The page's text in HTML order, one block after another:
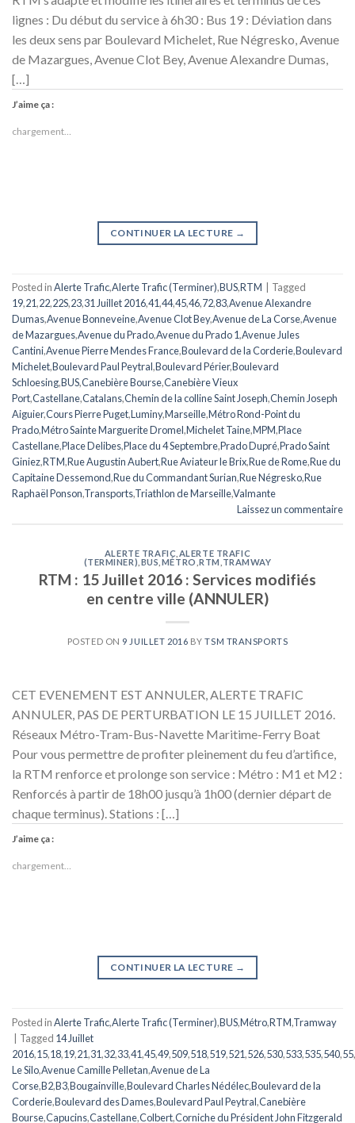
lignes : Du début du service à 6h30 : Bus 19 : Déviation dans
les deux sens par Boulevard Michelet, Rue Négresko, Avenue
de Mazargues, Avenue Clot Bey, Avenue Alexandre Dumas,
[…]
J’aime ça :
chargement…
CONTINUER LA LECTURE →
Posted inAlerte Trafic,Alerte Trafic (Terminer),BUS,RTM
Tagged
19,21,22,22S,23,31 Juillet 2016,41,44,45,46,72,83,Avenue Alexandre
Dumas,Avenue Bonneveine,Avenue Clot Bey,Avenue de La Corse,Avenue
de Mazargues,Avenue du Prado,Avenue du Prado 1,Avenue Jules
Cantini,Avenue Pierre Mendes France,Boulevard de la Corderie,Boulevard
Michelet,Boulevard Paul Peytral,Boulevard Périer,Boulevard
Schloesing,BUS,Canebière Bourse,Canebière Vieux
Port,Castellane,Catalans,Chemin de la colline Saint Joseph,Chemin Joseph
Aiguier,Cours Pierre Puget,Luminy,Marseille,Métro Rond-Point du
Prado,Métro Sainte Marguerite Dromel,Michelet Taine,MPM,Place
Castellane,Place Delibes,Place du 4 Septembre,Prado Dupré,Prado Saint
Giniez,RTM,Rue Augustin Aubert,Rue Aviateur le Brix,Rue de Rome,Rue du
Capitaine Dessemond,Rue du Commandant Surian,Rue Négresko,Rue
Raphaël Ponson,Transports,Triathlon de Marseille,Valmante
Laissez un commentaire
ALERTE TRAFIC ALERTE TRAFIC
(TERMINER) BUS MÉTRO ,RTM TRAMWAY
RTM : 15 Juillet 2016 : Services modifiés
en centre ville (ANNULER)
POSTED ON 9 JUILLET 2016 BYTSM TRANSPORTS
CET EVENEMENT EST ANNULER, ALERTE TRAFIC
ANNULER, PAS DE PERTURBATION LE 15 JUILLET 2016.
Réseaux Métro-Tram-Bus-Navette Maritime-Ferry Boat
Pour vous permettre de profiter pleinement du feu d’artifice,
la RTM renforce et prolonge son service : Métro : M1 et M2 :
Renforcés à partir de 18h00 jusqu’à 1h00 (dernier départ de
chaque terminus). Stations : […]
J’aime ça :
chargement…
CONTINUER LA LECTURE →
Posted inAlerte Trafic,Alerte Trafic (Terminer),BUS,Métro,RTM,Tramway
Tagged 14 Juillet
2016,15,18,19,21,31,32,33,41,45,49,509,518,519,521,526,530,533,535,540,55,
Le Silo,Avenue Camille Pelletan,Avenue de La
Corse,B2,B3,Bougainville,Boulevard Charles Nédélec,Boulevard de la
Corderie,Boulevard des Dames,Boulevard Paul Peytral,Canebière
Bourse,Capucins,Castellane,Colbert,Corniche du Président John Fitzgerald